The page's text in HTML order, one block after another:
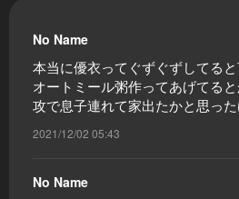
No Name
本当に優衣ってぐずぐずしてる
オートミール粥作ってあげてる
攻で息子連れて家出たかと思った
2021/12/02 05:43
No Name